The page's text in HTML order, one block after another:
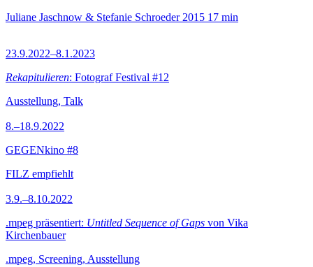
Juliane Jaschnow & Stefanie Schroeder 2015 17 min
23.9.2022–8.1.2023
Rekapitulieren: Fotograf Festival #12
Ausstellung, Talk
8.–18.9.2022
GEGENkino #8
FILZ empfiehlt
3.9.–8.10.2022
.mpeg präsentiert: Untitled Sequence of Gaps von Vika
Kirchenbauer
.mpeg, Screening, Ausstellung